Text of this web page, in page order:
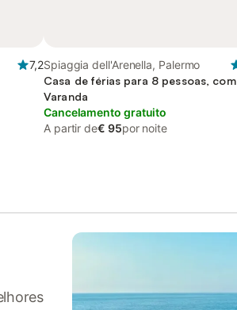
7,2Spiaggia dell'Arenella, Palermo
Casa de férias para 8 pessoas, com
Varanda
Cancelamento gratuito
A partir de€ 95por noite